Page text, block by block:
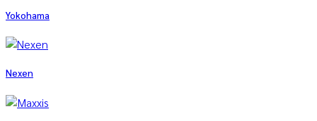
Yokohama
Nexen